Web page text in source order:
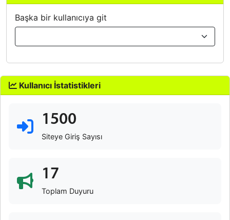
Başka bir kullanıcıya git
Kullanıcı İstatistikleri
1500
Siteye Giriş Sayısı
17
Toplam Duyuru